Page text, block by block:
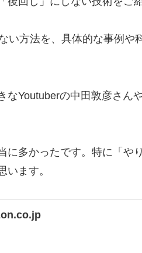
い方法を、具体的な事例や
なYoutuberの中田敦彦さん
に多かったです。特に「や
います。